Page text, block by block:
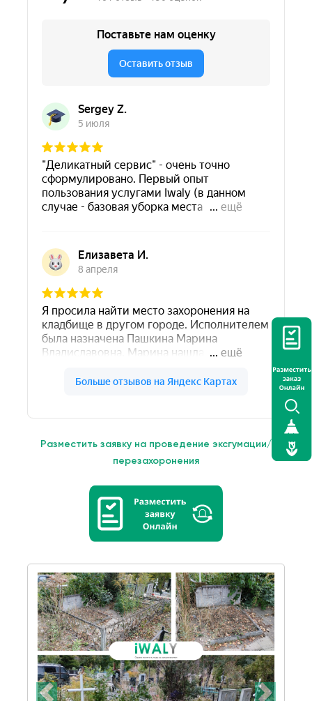
Разместить заявку на проведение эксгумации/
перезахоронения